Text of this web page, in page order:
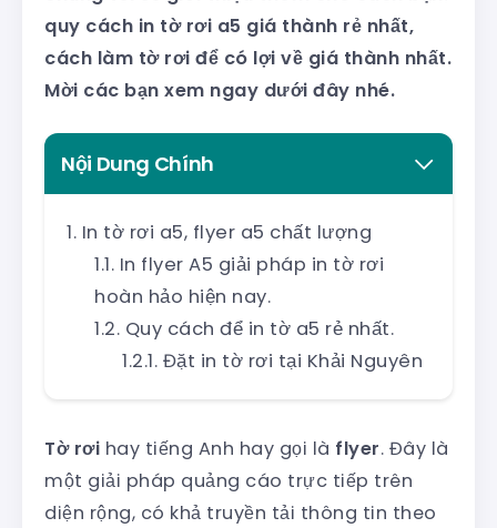
quy cách in tờ rơi a5 giá thành rẻ nhất,
cách làm tờ rơi để có lợi về giá thành nhất.
Mời các bạn xem ngay dưới đây nhé.
Nội Dung Chính
In tờ rơi a5, flyer a5 chất lượng
In flyer A5 giải pháp in tờ rơi
hoàn hảo hiện nay.
Quy cách để in tờ a5 rẻ nhất.
Đặt in tờ rơi tại Khải Nguyên
Tờ rơi hay tiếng Anh hay gọi là flyer. Đây là
một giải pháp quảng cáo trực tiếp trên
diện rộng, có khả truyền tải thông tin theo